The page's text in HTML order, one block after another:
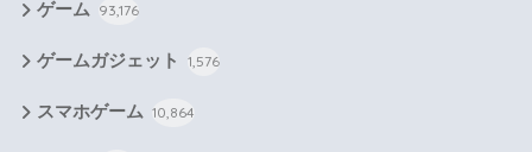
ゲーム 93,176
ゲームガジェット 1,576
スマホゲーム 10,864